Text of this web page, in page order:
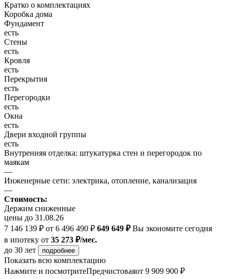
Кратко о комплектациях
Коробка дома
Фундамент
есть
Стены
есть
Кровля
есть
Перекрытия
есть
Перегородки
есть
Окна
есть
Двери входной группы
есть
Внутренняя отделка: штукатурка стен и перегородок по
маякам
—
Инженерные сети: электрика, отопление, канализация
—
Стоимость:
Держим сниженные
цены до 31.08.26
7 146 139 ₽ от 6 496 490 ₽ 649 649 ₽Вы экономите сегодня
в ипотеку от 35 273 ₽/мес.
до 30 лет
подробнее
Показать всю комплектацию
Нажмите и посмотритеПредчистоваяот 9 909 900 ₽